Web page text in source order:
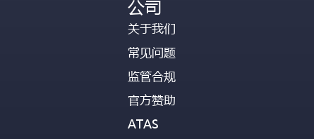
公司
关于我们
常见问题
监管合规
官方赞助
ATAS